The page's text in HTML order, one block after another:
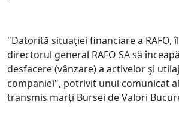
"Datorită situaţiei financiare a RAFO,
directorul general RAFO SA să
desfacere (vânzare) a activelor şi
companiei", potrivit unui comunicat
transmis marţi Bursei de Valori